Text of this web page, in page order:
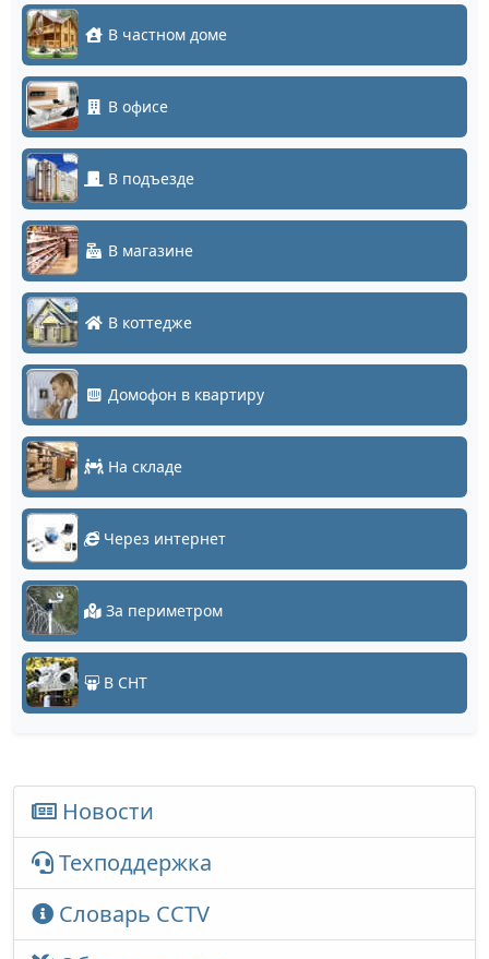
В частном доме
В офисе
В подъезде
В магазине
В коттедже
Домофон в квартиру
На складе
Через интернет
За периметром
В СНТ
Новости
Техподдержка
Словарь CCTV